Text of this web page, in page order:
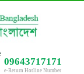
09643717171
e-Return Hotline Number